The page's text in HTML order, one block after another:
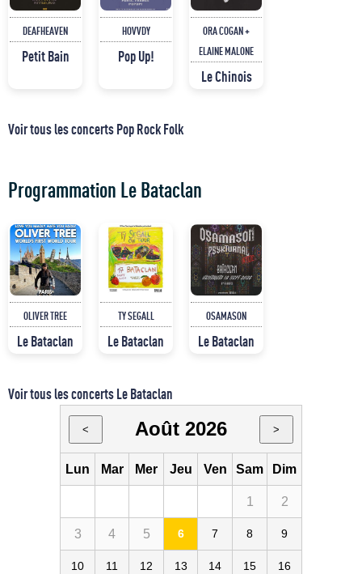
DEAFHEAVEN
Petit Bain
HOVVDY
Pop Up!
ORA COGAN +
ELAINE MALONE
Le Chinois
Voir tous les concerts Pop Rock Folk
Programmation Le Bataclan
OLIVER TREE
Le Bataclan
TY SEGALL
Le Bataclan
OSAMASON
Le Bataclan
Voir tous les concerts Le Bataclan
< Août 2026 >
Lun Mar Mer Jeu Ven Sam Dim
1 2
3 4 5 6 7 8 9
10 11 12 13 14 15 16